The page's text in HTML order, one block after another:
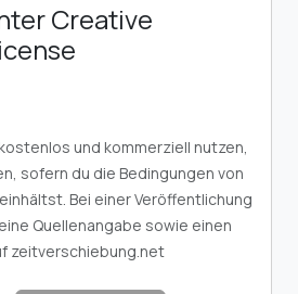
Creative
und kommerziell nutzen,
sofern du die Bedingungen von
Bei einer Veröffentlichung
Quellenangabe sowie einen
zeitverschiebung.net